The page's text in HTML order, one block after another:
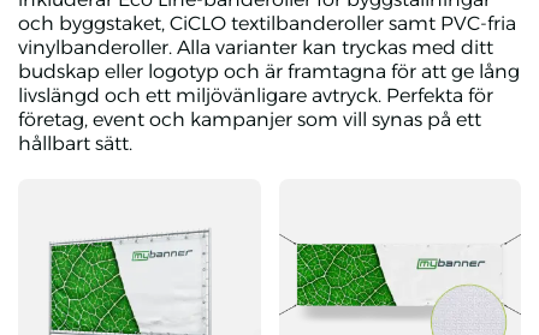
och byggstaket, CiCLO textilbanderoller samt PVC-fria
vinylbanderoller. Alla varianter kan tryckas med ditt
budskap eller logotyp och är framtagna för att ge lång
livslängd och ett miljövänligare avtryck. Perfekta för
företag, event och kampanjer som vill synas på ett
hållbart sätt.